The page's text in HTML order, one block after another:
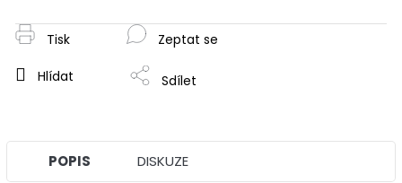
Tisk Zeptat se
Hlídat Sdílet
POPIS DISKUZE